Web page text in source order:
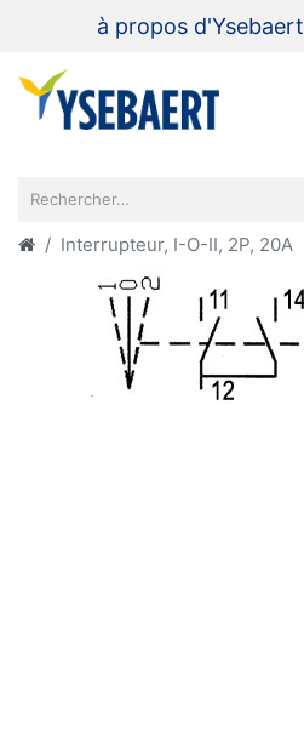
à propos d'Ysebaert
Interrupteur, I-O-II, 2P, 20A